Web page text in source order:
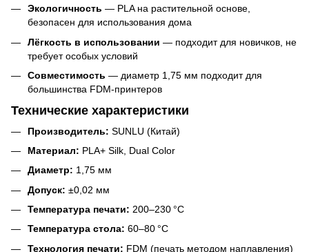
Экологичность — PLA на растительной основе,
безопасен для использования дома
Лёгкость в использовании — подходит для новичков, не
требует особых условий
Совместимость — диаметр 1,75 мм подходит для
большинства FDM-принтеров
Технические характеристики
Производитель: SUNLU (Китай)
Материал: PLA+ Silk, Dual Color
Диаметр: 1,75 мм
Допуск: ±0,02 мм
Температура печати: 200–230 °C
Температура стола: 60–80 °C
Технология печати: FDM (печать методом наплавления)